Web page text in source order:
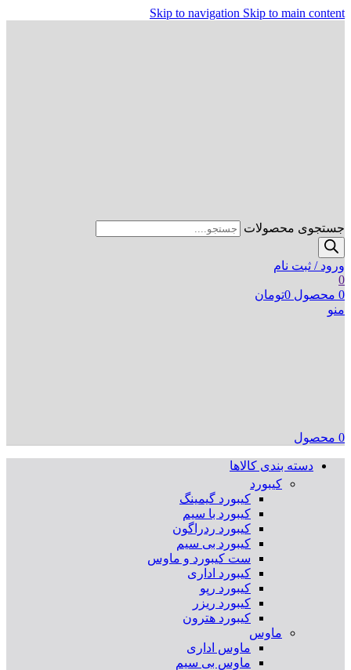
Skip to navigation Skip to main content
جستجوی محصولات
ورود / ثبت نام
0
0 محصول 0تومان
منو
0 محصول
دسته بندی کالاها
کیبورد
کیبورد گیمینگ
کیبورد با سیم
کیبورد ردراگون
کیبورد بی سیم
ست کیبورد و ماوس
کیبورد اداری
کیبورد رپو
کیبورد ریزر
کیبورد هترون
ماوس
ماوس اداری
ماوس بی سیم